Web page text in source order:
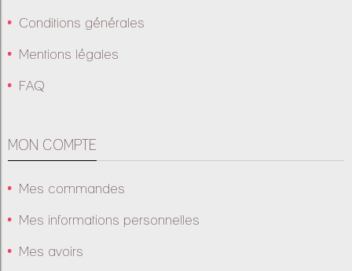
Conditions générales
Mentions légales
FAQ
MON COMPTE
Mes commandes
Mes informations personnelles
Mes avoirs